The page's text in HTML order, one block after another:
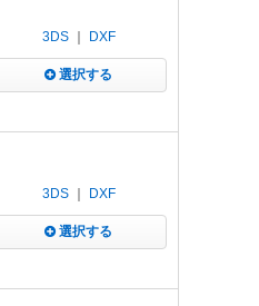
3DS｜ DXF
選択する
3DS｜ DXF
選択する